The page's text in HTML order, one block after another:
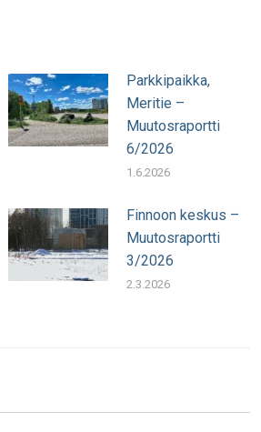
Parkkipaikka,
Meritie –
Muutosraportti
6/2026
1.6.2026
Finnoon keskus –
Muutosraportti
3/2026
2.3.2026